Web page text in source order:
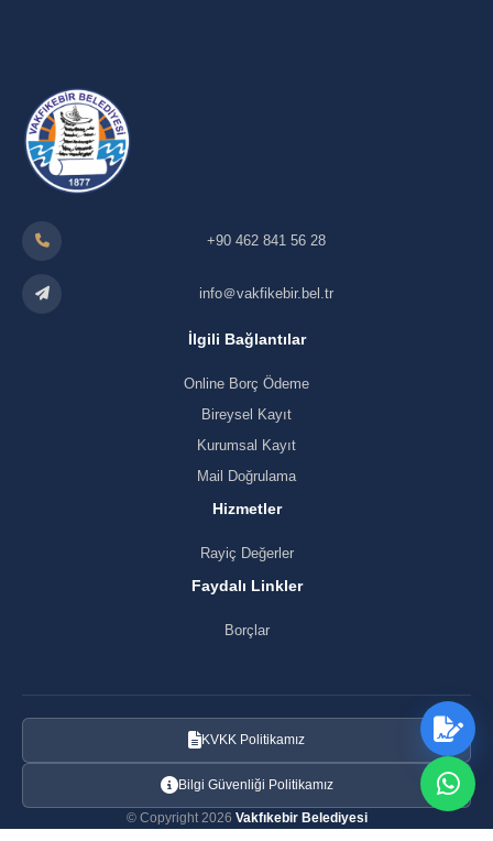
+90 462 841 56 28
info＠vakfikebir.bel.tr
İlgili Bağlantılar
Online Borç Ödeme
Bireysel Kayıt
Kurumsal Kayıt
Mail Doğrulama
Hizmetler
Rayiç Değerler
Faydalı Linkler
Borçlar
KVKK Politikamız
Bilgi Güvenliği Politikamız
© Copyright 2026 Vakfıkebir Belediyesi